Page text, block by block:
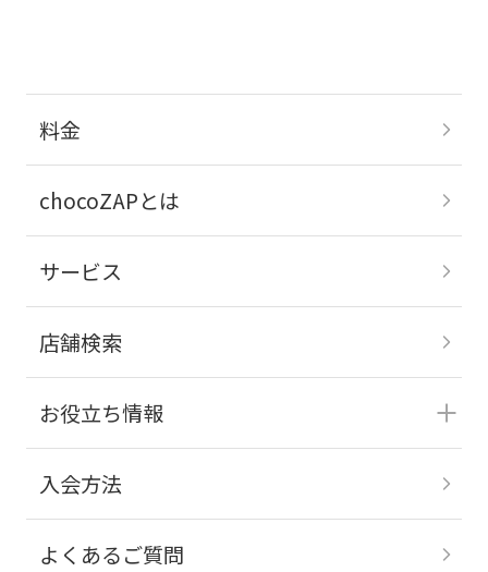
料金
chocoZAPとは
サービス
店舗検索
お役立ち情報
入会方法
よくあるご質問